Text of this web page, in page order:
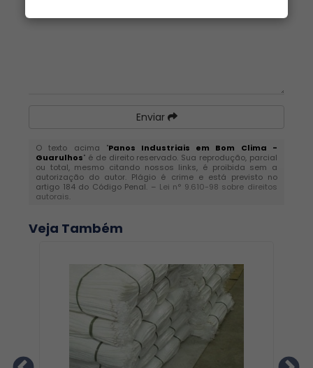
Enviar
O texto acima "Panos Industriais em Bom Clima -
Guarulhos" é de direito reservado. Sua reprodução, parcial
ou total, mesmo citando nossos links, é proibida sem a
autorização do autor. Plágio é crime e está previsto no
artigo 184 do Código Penal. – Lei n° 9.610-98 sobre direitos
autorais.
Veja Também